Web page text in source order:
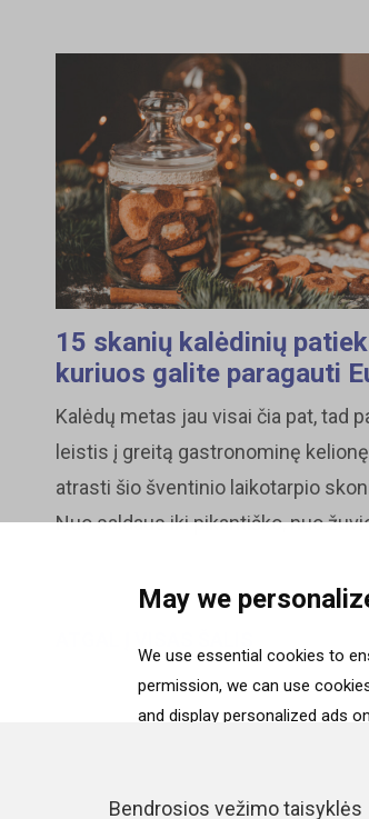
May we
We use essential cookies to
permission, we can use
and display personalized ads
details can be found on our
15 skanių kalėdinių
kuriuos galite paragauti
Kalėdų metas jau visai čia pat, tad
leistis į greitą gastronominę
atrasti šio šventinio laikotarpio
Nuo saldaus iki pikantiško, nuo
Bendrosios vežimo taisyklės